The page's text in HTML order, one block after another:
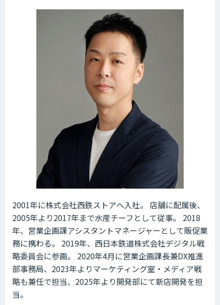
2001年に株式会社西鉄ストアへ入社。 店舗に配属後、
2005年より2017年まで水産チーフとして従事。 2018
年、営業企画課アシスタントマネージャーとして販促業
務に携わる。 2019年、西日本鉄道株式会社デジタル戦
略委員会に参画。 2020年4月に営業企画課長兼DX推進
部事務局、2023年よりマーケティング室・メディア戦
略も兼任で担当、2025年より開発部にて新店開発を担
当。